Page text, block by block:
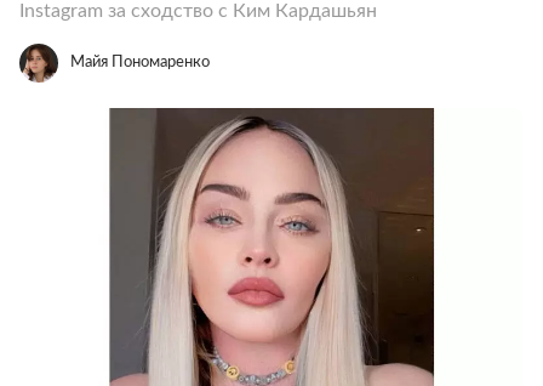
Instagram за сходство с Ким Кардашьян
Майя Пономаренко